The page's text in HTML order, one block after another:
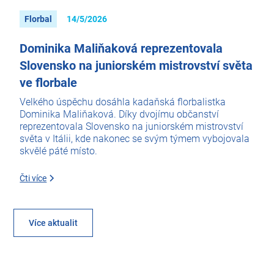
Florbal 14/5/2026
Dominika Maliňaková reprezentovala
Slovensko na juniorském mistrovství světa
ve florbale
Velkého úspěchu dosáhla kadaňská florbalistka
Dominika Maliňaková. Díky dvojímu občanství
reprezentovala Slovensko na juniorském mistrovství
světa v Itálii, kde nakonec se svým týmem vybojovala
skvělé páté místo.
Čti více
Více aktualit